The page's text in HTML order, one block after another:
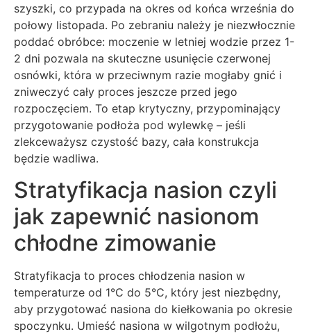
szyszki, co przypada na okres od końca września do
połowy listopada. Po zebraniu należy je niezwłocznie
poddać obróbce: moczenie w letniej wodzie przez 1-
2 dni pozwala na skuteczne usunięcie czerwonej
osnówki, która w przeciwnym razie mogłaby gnić i
zniweczyć cały proces jeszcze przed jego
rozpoczęciem. To etap krytyczny, przypominający
przygotowanie podłoża pod wylewkę – jeśli
zlekceważysz czystość bazy, cała konstrukcja
będzie wadliwa.
Stratyfikacja nasion czyli
jak zapewnić nasionom
chłodne zimowanie
Stratyfikacja to proces chłodzenia nasion w
temperaturze od 1°C do 5°C, który jest niezbędny,
aby przygotować nasiona do kiełkowania po okresie
spoczynku. Umieść nasiona w wilgotnym podłożu,